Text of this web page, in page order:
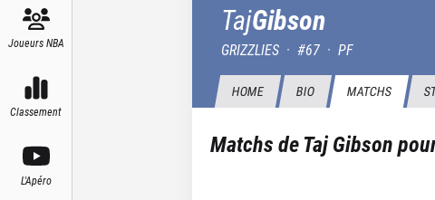
Joueurs NBA
Classement
L'Apéro
TajGibson
GRIZZLIES · #67 · PF
HOME BIO MATCHS
Matchs deTaj Gibson